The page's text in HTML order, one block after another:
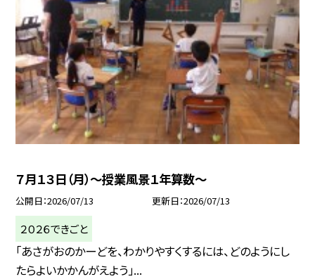
７月１３日（月）～授業風景１年算数～
公開日 2026/07/13 更新日 2026/07/13
２０２６できごと
「あさがおのかーどを、わかりやすくするには、どのようにし
たらよいかかんがえよう」...